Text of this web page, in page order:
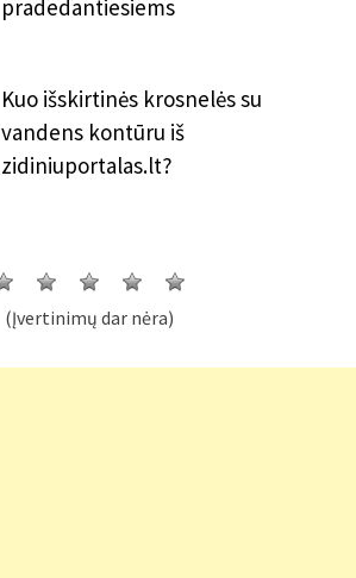
pradedantiesiems
Kuo išskirtinės krosnelės su
vandens kontūru iš
zidiniuportalas.lt?
(Įvertinimų dar nėra)